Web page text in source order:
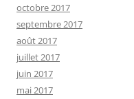
octobre 2017
septembre 2017
août 2017
juillet 2017
juin 2017
mai 2017